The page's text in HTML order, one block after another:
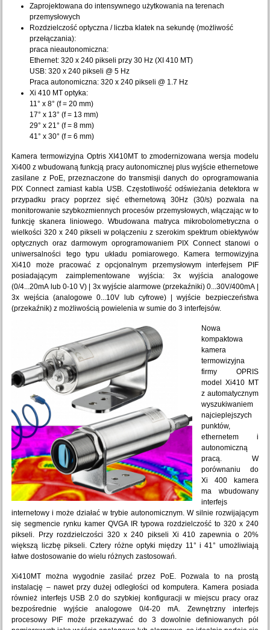
Zaprojektowana do intensywnego użytkowania na terenach
przemysłowych
Rozdzielczość optyczna / liczba klatek na sekundę (możliwość
przełączania):
praca nieautonomiczna:
Ethernet: 320 x 240 pikseli przy 30 Hz (XI 410 MT)
USB: 320 x 240 pikseli @ 5 Hz
Praca autonomiczna: 320 x 240 pikseli @ 1.7 Hz
Xi 410 MT optyka:
11° x 8° (f = 20 mm)
17° x 13° (f = 13 mm)
29° x 21° (f = 8 mm)
41° x 30° (f = 6 mm)
Kamera termowizyjna Optris XI410MT to zmodernizowana wersja modelu
Xi400 z wbudowaną funkcją pracy autonomicznej plus wyjście ethernetowe
zasilane z PoE, przeznaczone do transmisji danych do oprogramowania
PIX Connect zamiast kabla USB. Częstotliwość odświeżania detektora w
przypadku pracy poprzez sięć ethernetową 30Hz (30/s) pozwala na
monitorowanie szybkozmiennych procesów przemysłowych, włączając w to
funkcję skanera liniowego. Wbudowana matryca mikrobolometryczna o
wielkości 320 x 240 pikseli w połączeniu z szerokim spektrum obiektywów
optycznych oraz darmowym oprogramowaniem PIX Connect stanowi o
uniwersalności tego typu układu pomiarowego. Kamera termowizyjna
Xi410 może pracować z opcjonalnym przemysłowym interfejsem PIF
posiadającym zaimplementowane wyjścia: 3x wyjścia analogowe
(0/4...20mA lub 0-10 V) | 3x wyjście alarmowe (przekaźniki) 0...30V/400mA |
3x wejścia (analogowe 0...10V lub cyfrowe) | wyjście bezpieczeństwa
(przekaźnik) z możliwością powielenia w sumie do 3 interfejsów.
Nowa
kompaktowa
kamera
termowizyjna
firmy OPRIS
model Xi410 MT
z automatycznym
wyszukiwaniem
najcieplejszych
punktów,
ethernetem i
autonomiczną
pracą. W
porównaniu do
Xi 400 kamera
ma wbudowany
interfejs
internetowy i może działać w trybie autonomicznym. W silnie rozwijającym
się segmencie rynku kamer QVGA IR typowa rozdzielczość to 320 x 240
pikseli. Przy rozdzielczości 320 x 240 pikseli Xi 410 zapewnia o 20%
większą liczbę pikseli. Cztery różne optyki między 11° i 41° umożliwiają
łatwe dostosowanie do wielu różnych zastosowań.
Xi410MT można wygodnie zasilać przez PoE. Pozwala to na prostą
instalację – nawet przy dużej odległości od komputera. Kamera posiada
również interfejs USB 2.0 do szybkiej konfiguracji w miejscu pracy oraz
bezpośrednie wyjście analogowe 0/4-20 mA. Zewnętrzny interfejs
procesowy PIF może przekazywać do 3 dowolnie definiowanych pól